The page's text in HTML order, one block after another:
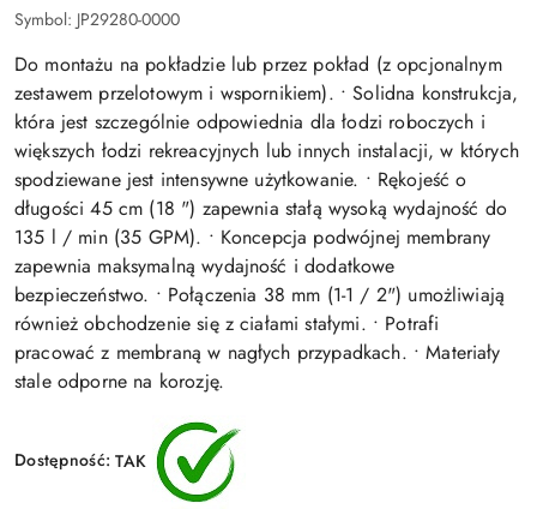
Symbol: JP29280-0000
Do montażu na pokładzie lub przez pokład (z opcjonalnym
zestawem przelotowym i wspornikiem). • Solidna konstrukcja,
która jest szczególnie odpowiednia dla łodzi roboczych i
większych łodzi rekreacyjnych lub innych instalacji, w których
spodziewane jest intensywne użytkowanie. • Rękojeść o
długości 45 cm (18 ") zapewnia stałą wysoką wydajność do
135 l / min (35 GPM). • Koncepcja podwójnej membrany
zapewnia maksymalną wydajność i dodatkowe
bezpieczeństwo. • Połączenia 38 mm (1-1 / 2") umożliwiają
również obchodzenie się z ciałami stałymi. • Potrafi
pracować z membraną w nagłych przypadkach. • Materiały
stale odporne na korozję.
Dostępność:TAK